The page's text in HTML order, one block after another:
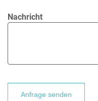
Nachricht
Bitte lasse dieses Feld leer.